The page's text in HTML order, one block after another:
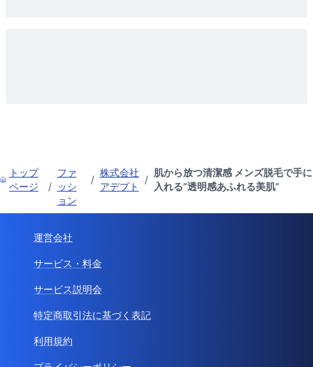
トップ
ページ
/
ファ
ッシ
ョン
/
株式会社
アデプト
/
肌から放つ清潔感 メンズ脱毛で手に
入れる“透明感あふれる美肌”
運営会社
サービス・料金
サービス説明会
特定商取引法に基づく表記
利用規約